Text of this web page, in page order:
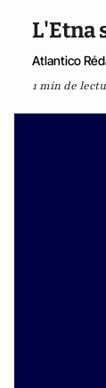
L'Etna
Atlantico
1 min de